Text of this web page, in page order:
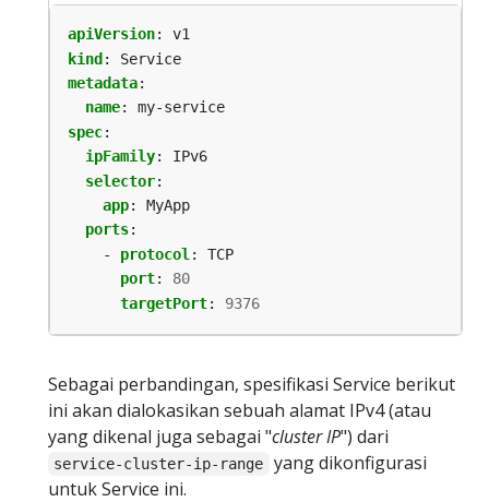
apiVersion:
v1
kind :
Service
metadata:
name:
my-service
spec:
ipFamily:
IPv6
selector:
app:
MyApp
ports:
- protocol :
TCP
port:
80
targetPort: 9376
Sebagai perbandingan, spesifikasi Service berikut
ini akan dialokasikan sebuah alamat IPv4 (atau
yang dikenal juga sebagai "cluster IP") dari
service-cluster-ip-range
yang dikonfigurasi
untuk Service ini.